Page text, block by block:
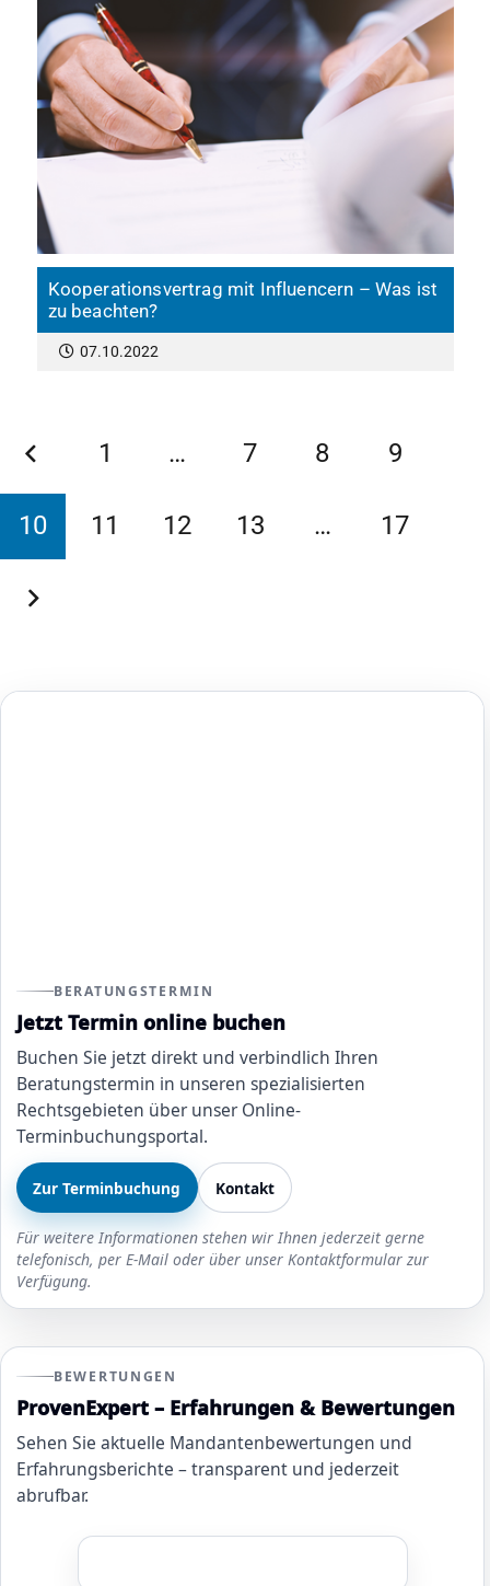
Kooperationsvertrag mit Influencern – Was ist
zu beachten?
07.10.2022
1 … 7 8 9
10 11 12 13 … 17
BERATUNGSTERMIN
Jetzt Termin online buchen
Buchen Sie jetzt direkt und verbindlich Ihren
Beratungstermin in unseren spezialisierten
Rechtsgebieten über unser Online-
Terminbuchungsportal.
Zur Terminbuchung Kontakt
Für weitere Informationen stehen wir Ihnen jederzeit gerne
telefonisch, per E-Mail oder über unser Kontaktformular zur
Verfügung.
BEWERTUNGEN
ProvenExpert – Erfahrungen & Bewertungen
Sehen Sie aktuelle Mandantenbewertungen und
Erfahrungsberichte – transparent und jederzeit
abrufbar.